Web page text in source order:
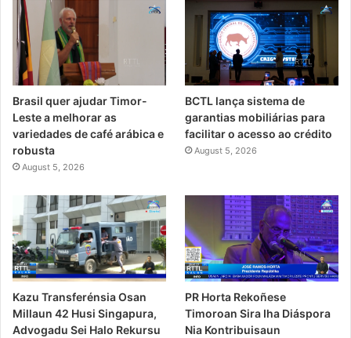
Brasil quer ajudar Timor-
Leste a melhorar as
variedades de café arábica e
robusta
August 5, 2026
BCTL lança sistema de
garantias mobiliárias para
facilitar o acesso ao crédito
August 5, 2026
Kazu Transferénsia Osan
Millaun 42 Husi Singapura,
Advogadu Sei Halo Rekursu
PR Horta Rekoñese
Timoroan Sira Iha Diáspora
Nia Kontribuisaun